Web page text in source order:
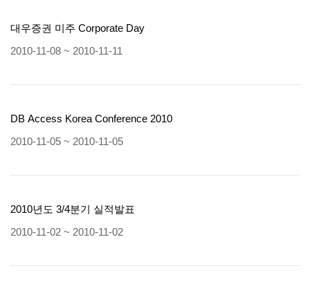
대우증권 미주 Corporate Day
2010-11-08 ~ 2010-11-11
DB Access Korea Conference 2010
2010-11-05 ~ 2010-11-05
2010년도 3/4분기 실적발표
2010-11-02 ~ 2010-11-02